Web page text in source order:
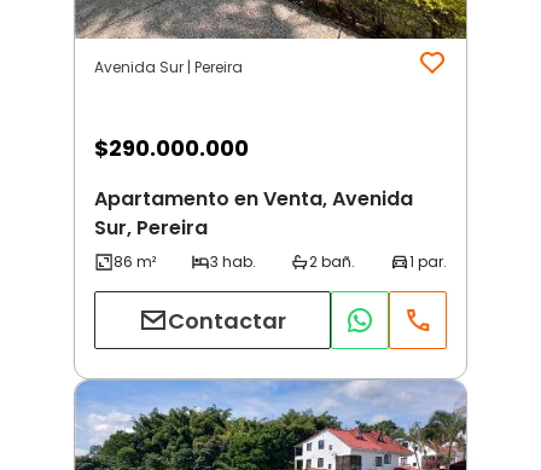
Avenida Sur | Pereira
$290.000.000
Apartamento en Venta, Avenida
Sur, Pereira
Contactar